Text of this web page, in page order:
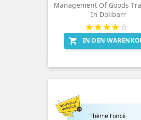
Management Of Goods
In Dolibarr
 IN DEN